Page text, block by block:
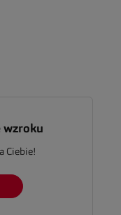
wzroku
Ciebie!